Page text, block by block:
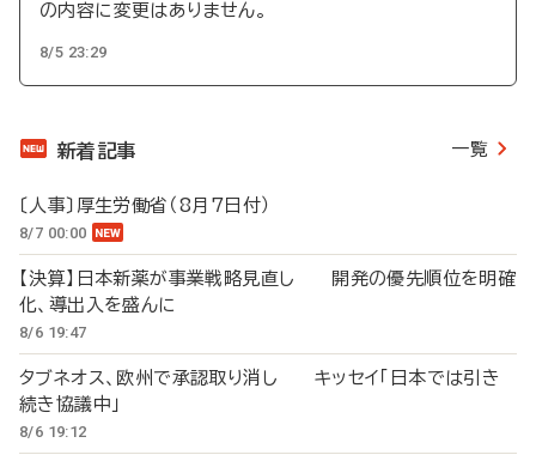
の内容に変更はありません。
8/5 23:29
新着記事 一覧
〔人事〕厚生労働省（8月7日付）
8/7 00:00
【決算】日本新薬が事業戦略見直し 開発の優先順位を明確
化、導出入を盛んに
8/6 19:47
タブネオス、欧州で承認取り消し キッセイ「日本では引き
続き協議中」
8/6 19:12